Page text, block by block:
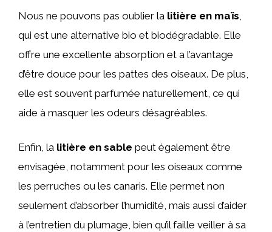
Nous ne pouvons pas oublier la litière en maïs
qui est une alternative bio et biodégradable. Elle
offre une excellente absorption et a l’avantage
d’être douce pour les pattes des oiseaux. De plus,
elle est souvent parfumée naturellement, ce qui
aide à masquer les odeurs désagréables.
Enfin, la litière en sable peut également être
envisagée, notamment pour les oiseaux comme
les perruches ou les canaris. Elle permet non
seulement d’absorber l’humidité, mais aussi d’aider
à l’entretien du plumage, bien qu’il faille veiller à sa